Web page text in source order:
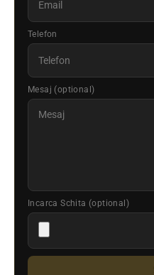
Telefon
Mesaj (optional)
Incarca Schita (optional)